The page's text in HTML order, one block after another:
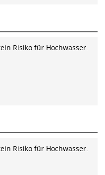
Risiko für Hochwasser.
Risiko für Hochwasser.